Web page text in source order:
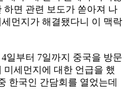
하면 관련 보도가 쏟아져 나
먼지가 해결됐다니 이 맥락
일부터 7일까지 중국을 방문
세먼지에 대한 언급을 했
한국인 간담회를 열었는데